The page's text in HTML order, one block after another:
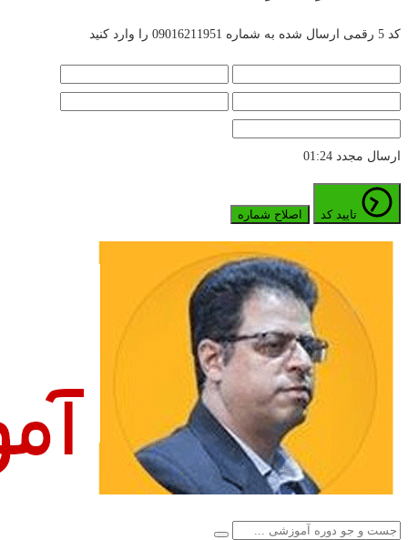
کد 5 رقمی ارسال شده به شماره 09016211951 را وارد کنید
ارسال مجدد 01:24
اصلاح شماره